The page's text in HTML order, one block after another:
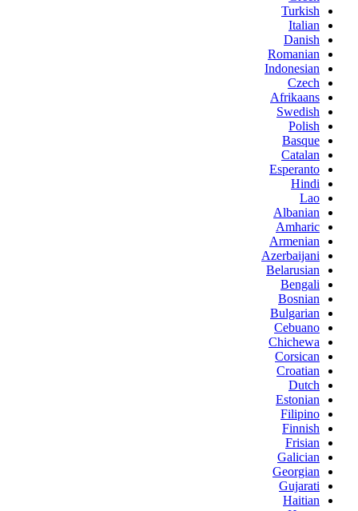
Turkish
Italian
Danish
Romanian
Indonesian
Czech
Afrikaans
Swedish
Polish
Basque
Catalan
Esperanto
Hindi
Lao
Albanian
Amharic
Armenian
Azerbaijani
Belarusian
Bengali
Bosnian
Bulgarian
Cebuano
Chichewa
Corsican
Croatian
Dutch
Estonian
Filipino
Finnish
Frisian
Galician
Georgian
Gujarati
Haitian